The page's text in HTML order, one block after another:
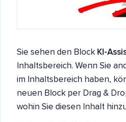
Sie sehen den Block KI-
Inhaltsbereich. Wenn Sie
im Inhaltsbereich haben,
neuen Block per Drag &
wohin Sie diesen Inhalt